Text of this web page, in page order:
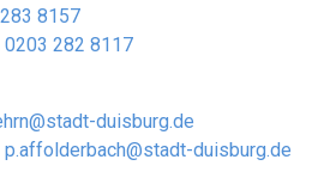
8157
282 8117
duisburg.de
p.affolderbach@stadt-duisburg.de